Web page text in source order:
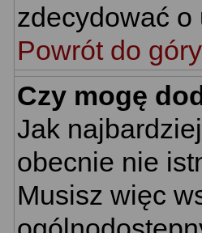
zdecydować o
Powrót do góry
Czy mogę
Jak
obecnie nie
Musisz więc